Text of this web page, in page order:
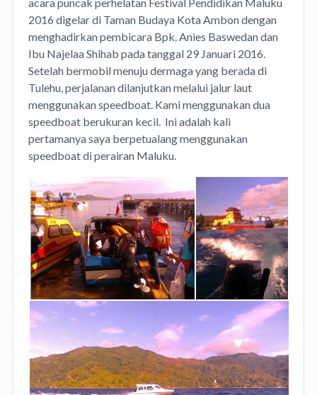
2016 digelar di Taman Budaya Kota Ambon dengan
menghadirkan pembicara Bpk. Anies Baswedan dan
Ibu Najelaa Shihab pada tanggal 29 Januari 2016.
Setelah bermobil menuju dermaga yang berada di
Tulehu, perjalanan dilanjutkan melalui jalur laut
menggunakan speedboat. Kami menggunakan dua
speedboat berukuran kecil. Ini adalah kali
pertamanya saya berpetualang menggunakan
speedboat di perairan Maluku.